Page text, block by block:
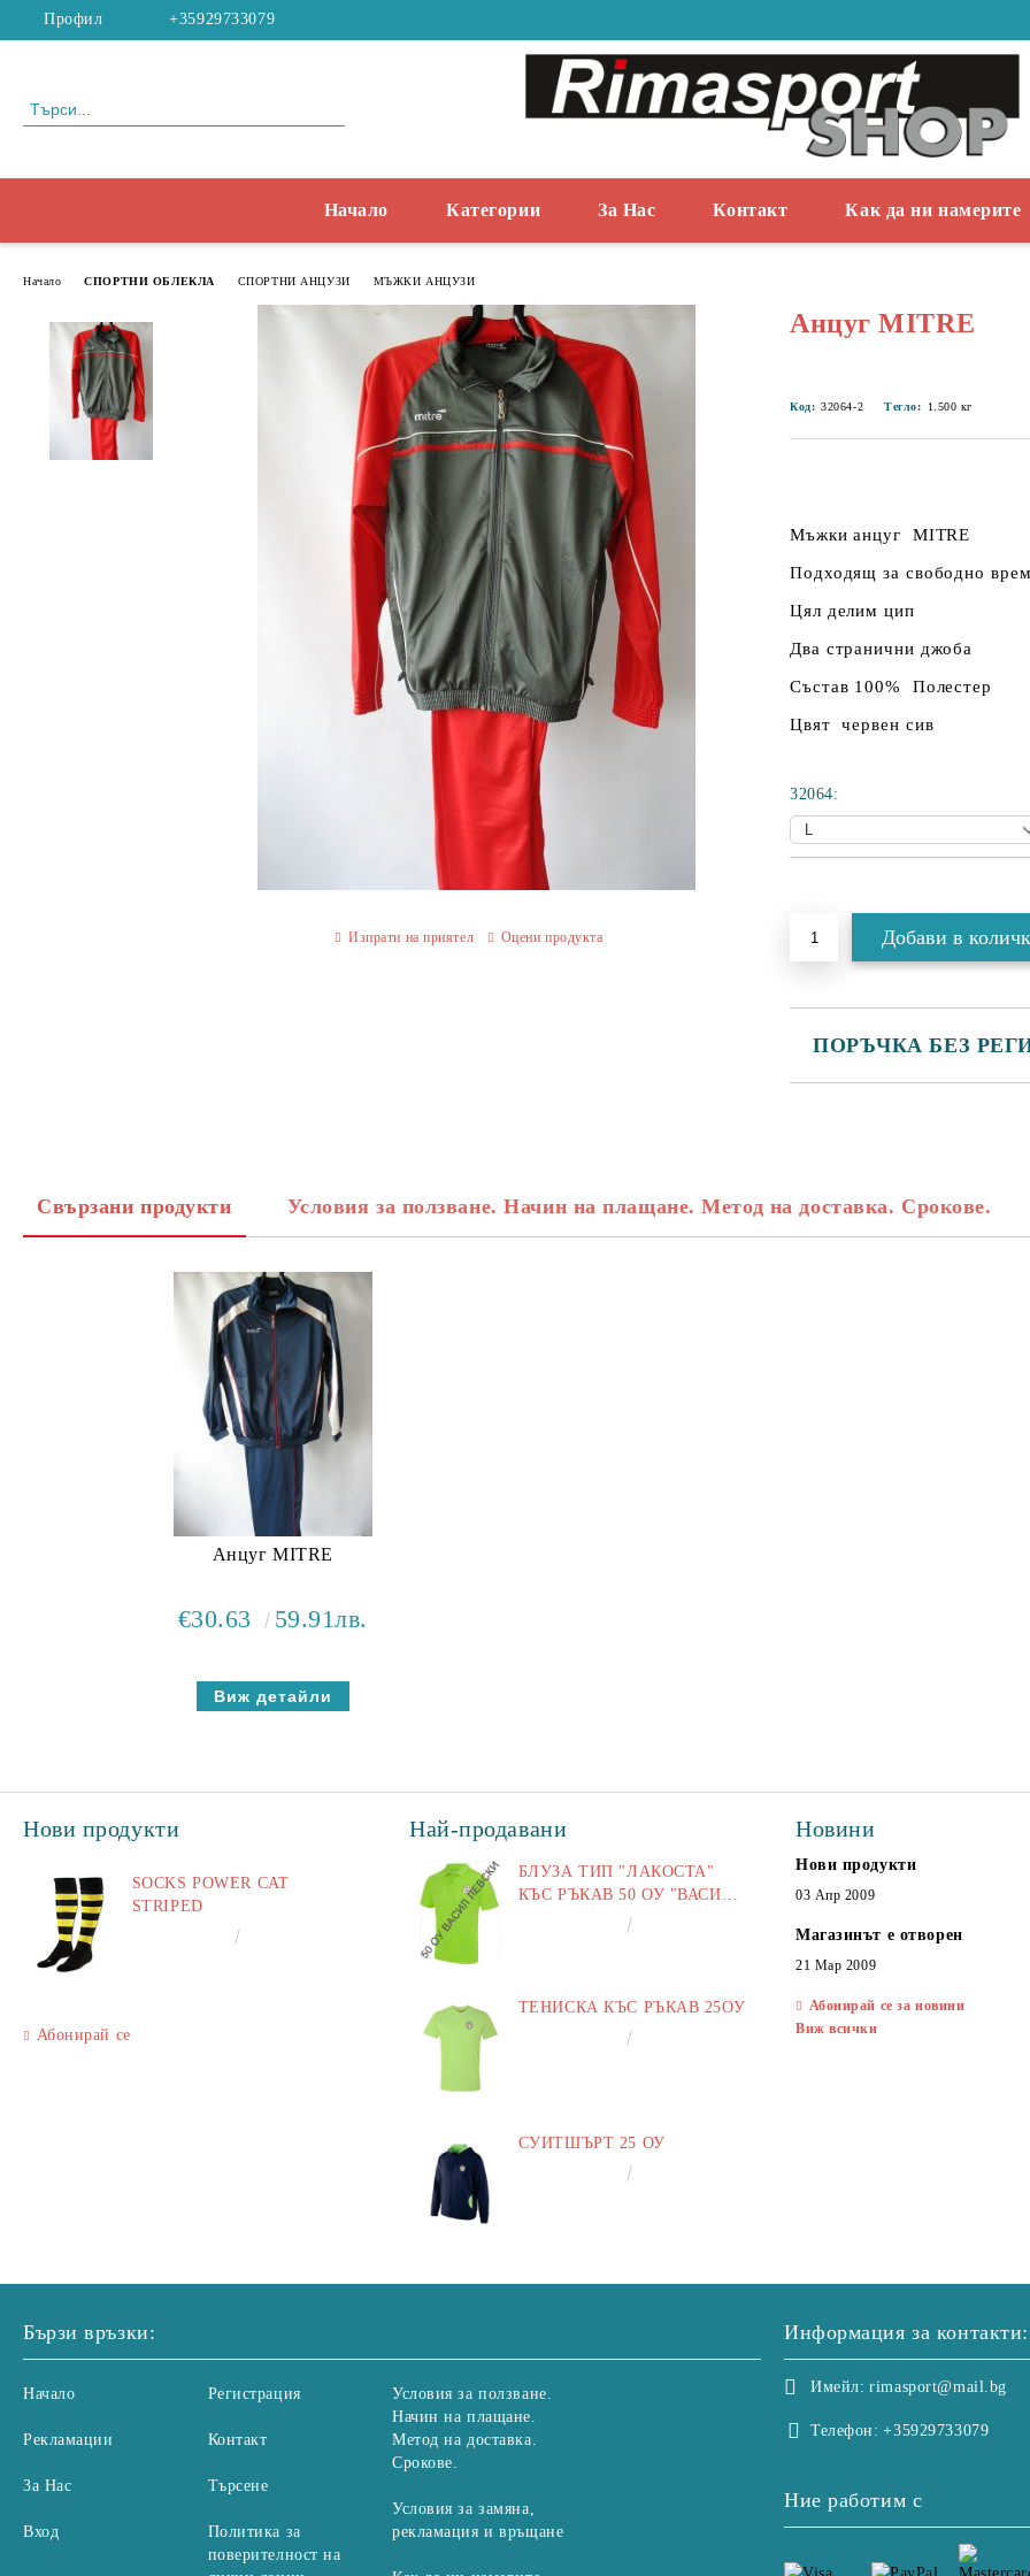
Профил +35929733079
Начало Категории За Нас Контакт Как да ни намерите
Начало СПОРТНИ ОБЛЕКЛА СПОРТНИ АНЦУЗИ МЪЖКИ АНЦУЗИ
Анцуг MITRE
Код: 32064-2 Тегло: 1.500 кг
Мъжки анцуг MITRE
Подходящ за свободно
Цял делим цип
Два странични джоба
Състав 100% Полестер
Цвят червен сив
32064:
ПОРЪЧКА БЕЗ
Съгласен съм с
Изпрати на приятел Оцени продукта
Свързани продукти Условия за ползване. Начин на плащане. Метод на доставка. Срокове.
Анцуг MITRE
€30.63 59.91лв.
Виж детайли
Нови продукти
SOCKS POWER CAT
STRIPED
Абонирай се
Най-продавани
БЛУЗА ТИП "ЛАКОСТА"
КЪС РЪКАВ 50 ОУ "ВАСИЛ
ТЕНИСКА КЪС РЪКАВ 25ОУ
СУИТШЪРТ 25 ОУ
Новини
Нови продукти
03 Апр 2009
Магазинът е отворен
21 Мар 2009
Абонирай се за новини
Виж всички
Бързи връзки:
Начало
Рекламации
За Нас
Вход
Регистрация
Контакт
Търсене
Политика за
поверителност на
Условия за ползване.
Начин на плащане.
Метод на доставка.
Срокове.
Условия за замяна,
рекламация и връщане
Информация за контакти:
Имейл: rimasport@mail.bg
Телефон: +35929733079
Ние работим с